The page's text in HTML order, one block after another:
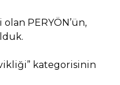
PERYÖN’ün,
kategorisinin